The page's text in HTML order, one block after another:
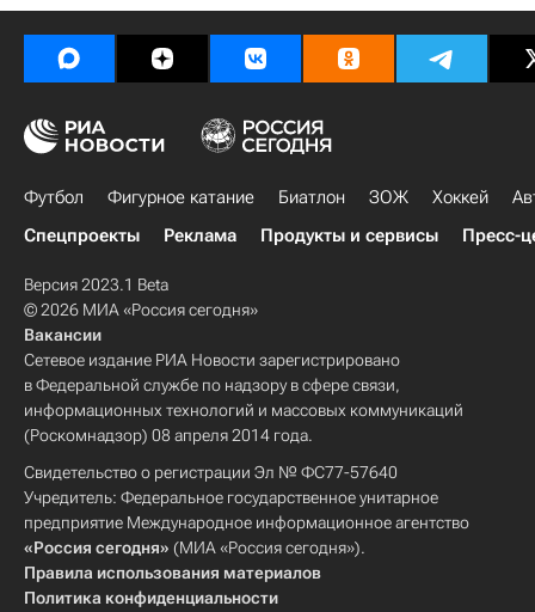
Футбол Фигурное катание Биатлон ЗОЖ Хоккей
Спецпроекты
Реклама Продукты и сервисы Пресс-
Версия 2023.1 Beta
© 2026 МИА «Россия сегодня»
Вакансии
Сетевое издание РИА Новости зарегистрировано
в Федеральной службе по надзору в сфере связи,
информационных технологий и массовых коммуникаций
(Роскомнадзор) 08 апреля 2014 года.
Свидетельство о регистрации Эл № ФС77-57640
Учредитель: Федеральное государственное унитарное
предприятие Международное информационное агентство
«Россия сегодня» (МИА «Россия сегодня»).
Правила использования материалов
Политика конфиденциальности